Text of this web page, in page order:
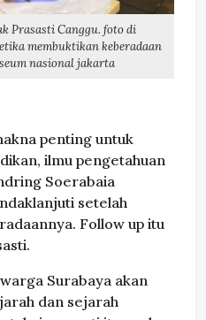
Prasasti Canggu. foto di
membuktikan keberadaan
nasional jakarta
penting untuk
ilmu pengetahuan
Soerabaia
setelah
Follow up itu
Surabaya akan
dan sejarah